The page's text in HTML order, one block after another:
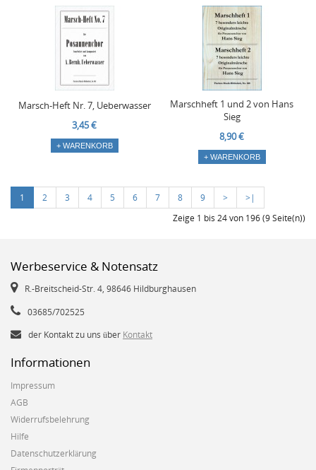
Marsch-Heft Nr. 7, Ueberwasser
3,45 €
+ WARENKORB
Marschheft 1 und 2 von Hans
Sieg
8,90 €
+ WARENKORB
1 2 3 4 5 6 7 8 9 >
>|
Zeige 1 bis 24 von 196 (9 Seite(n))
Werbeservice & Notensatz
R.-Breitscheid-Str. 4, 98646 Hildburghausen
03685/702525
der Kontakt zu uns über Kontakt
Informationen
Impressum
AGB
Widerrufsbelehrung
Hilfe
Datenschutzerklärung